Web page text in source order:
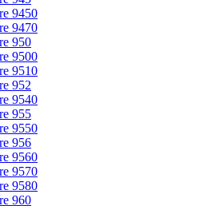
9450
9470
950
9500
9510
952
9540
955
9550
956
9560
9570
9580
960